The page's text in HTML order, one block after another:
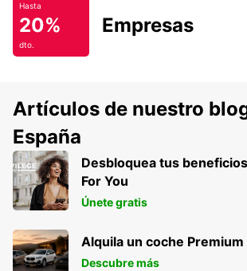
Hasta
20%
dto.
Empresas
Artículos de nuestro
España
Desbloquea tus
For You
Únete gratis
Alquila un coche Premium
Descubre más